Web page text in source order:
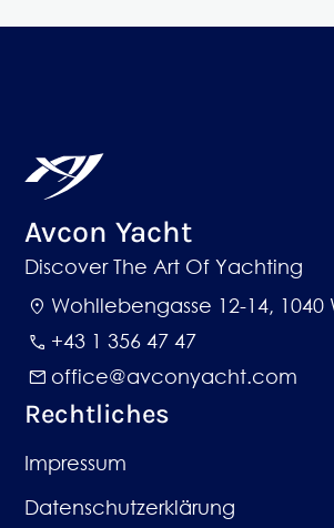
Avcon Yacht
Discover The Art Of Yachting​
Wohllebengasse 12-14, 1040
+43 1 356 47 47
office@avconyacht.com
Rechtliches
Impressum
Datenschutzerklärung